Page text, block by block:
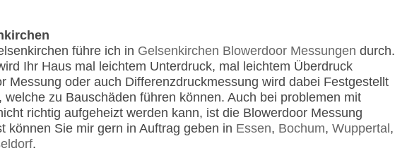
führe ich in Gelsenkirchen Blowerdoor Messungen durch.
Ihr Haus mal leichtem Unterdruck, mal leichtem Überdruck
Messung oder auch Differenzdruckmessung wird dabei Festgestellt
zu Bauschäden führen können. Auch bei problemen mit
richtig aufgeheizt werden kann, ist die Blowerdoor Messung
können Sie mir gern in Auftrag geben in Essen, Bochum, Wuppertal,
.